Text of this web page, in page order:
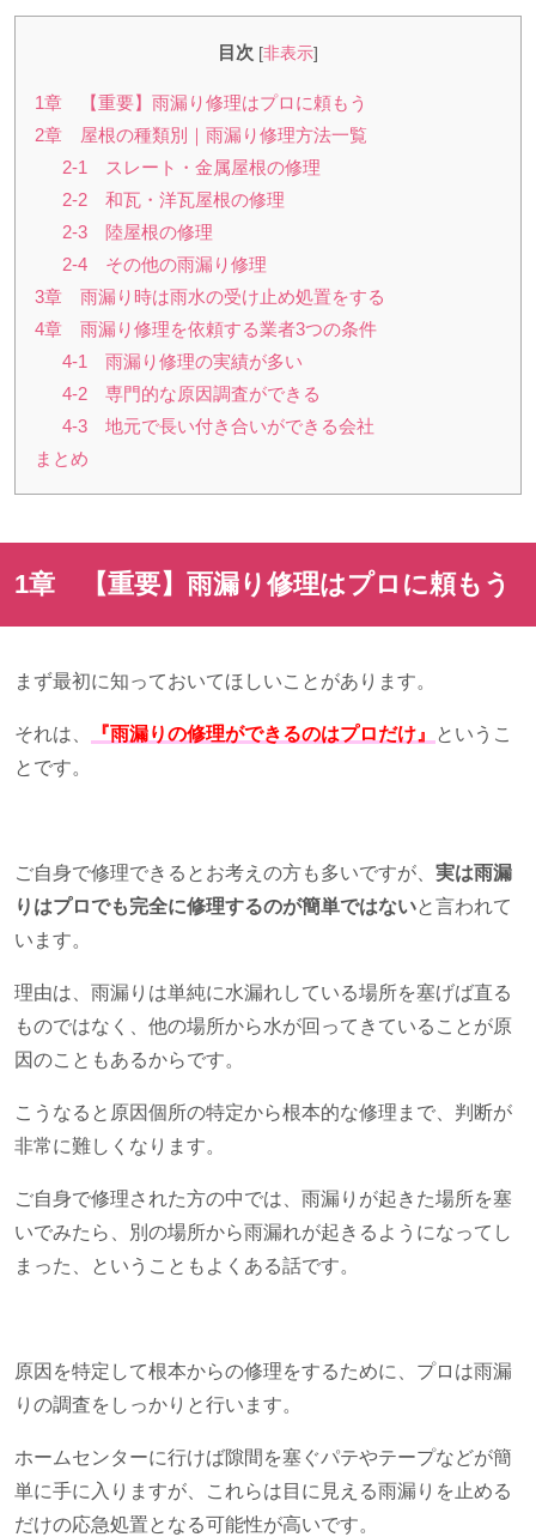
目次 [非表示]
1章 【重要】雨漏り修理はプロに頼もう
2章 屋根の種類別｜雨漏り修理方法一覧
2-1 スレート・金属屋根の修理
2-2 和瓦・洋瓦屋根の修理
2-3 陸屋根の修理
2-4 その他の雨漏り修理
3章 雨漏り時は雨水の受け止め処置をする
4章 雨漏り修理を依頼する業者3つの条件
4-1 雨漏り修理の実績が多い
4-2 専門的な原因調査ができる
4-3 地元で長い付き合いができる会社
まとめ
1章 【重要】雨漏り修理はプロに頼もう
まず最初に知っておいてほしいことがあります。
それは、 『雨漏りの修理ができるのはプロだけ』
というこ
とです。
ご自身で修理できるとお考えの方も多いですが、 実は雨漏
りはプロでも完全に修理するのが簡単ではないと言われて
います。
理由は、雨漏りは単純に水漏れしている場所を塞げば直る
ものではなく、他の場所から水が回ってきていることが原
因のこともあるからです。
こうなると原因個所の特定から根本的な修理まで、判断が
非常に難しくなります。
ご自身で修理された方の中では、雨漏りが起きた場所を塞
いでみたら、別の場所から雨漏れが起きるようになってし
まった、ということもよくある話です。
原因を特定して根本からの修理をするために、プロは雨漏
りの調査をしっかりと行います。
ホームセンターに行けば隙間を塞ぐパテやテープなどが簡
単に手に入りますが、これらは目に見える雨漏りを止める
だけの応急処置となる可能性が高いです。